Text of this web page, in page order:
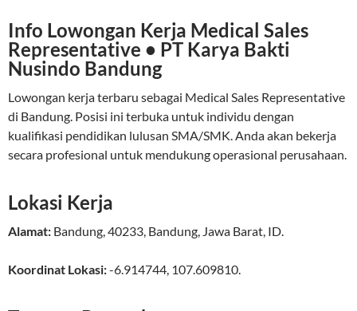
Info Lowongan Kerja Medical Sales
Representative • PT Karya Bakti
Nusindo Bandung
Lowongan kerja terbaru sebagai Medical Sales Representative
di Bandung. Posisi ini terbuka untuk individu dengan
kualifikasi pendidikan lulusan SMA/SMK. Anda akan bekerja
secara profesional untuk mendukung operasional perusahaan.
Lokasi Kerja
Alamat: Bandung,40233, Bandung, Jawa Barat, ID.
Koordinat Lokasi:-6.914744, 107.609810.